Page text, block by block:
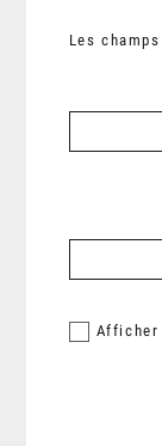
Les
Afficher